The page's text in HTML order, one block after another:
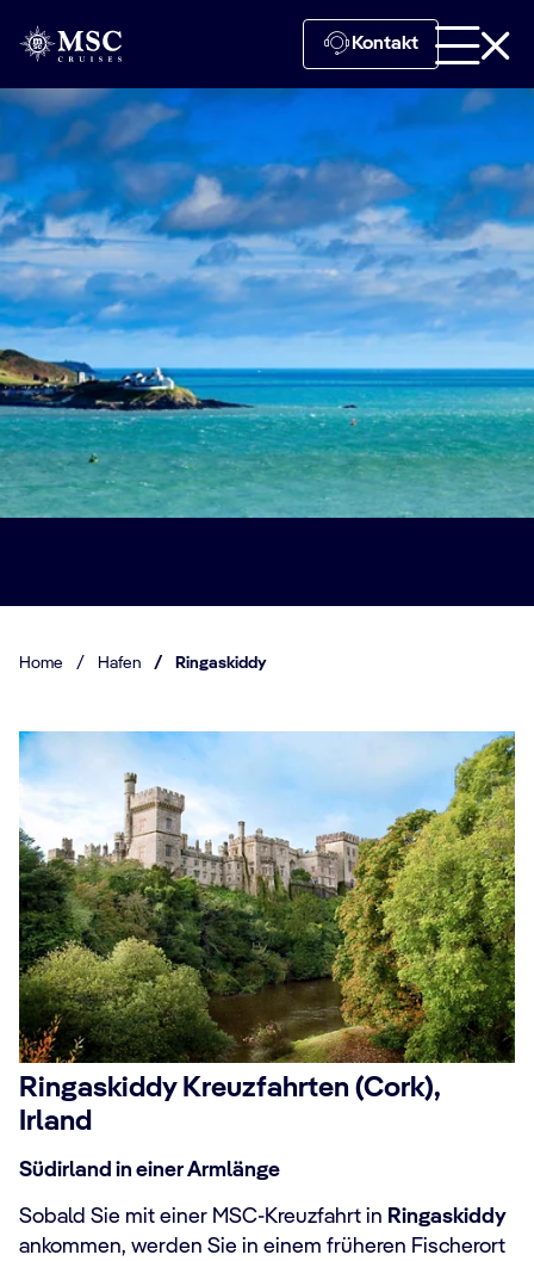
Kontakt
Home / Hafen / Ringaskiddy
Ringaskiddy Kreuzfahrten (Cork),
Irland
Südirland in einer Armlänge
Sobald Sie mit einer MSC-Kreuzfahrt in Ringaskiddy
ankommen, werden Sie in einem früheren Fischerort